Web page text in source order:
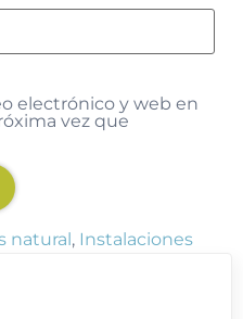
electrónico y web en
vez que
natural , Instalaciones